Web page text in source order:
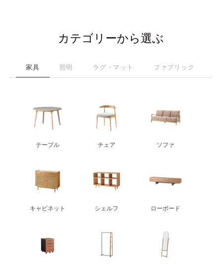
カテゴリーから選ぶ
家具 照明 ラグ・マット ファブリック
テーブル チェア ソファ
キャビネット シェルフ ローボード